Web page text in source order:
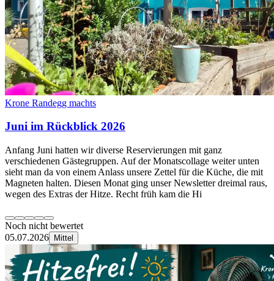
Krone Randegg machts
Juni im Rückblick 2026
Anfang Juni hatten wir diverse Reservierungen mit ganz
verschiedenen Gästegruppen. Auf der Monatscollage weiter unten
sieht man da von einem Anlass unsere Zettel für die Küche, die mit
Magneten halten. Diesen Monat ging unser Newsletter dreimal raus,
wegen des Extras der Hitze. Recht früh kam die Hi
Noch nicht bewertet
05.07.2026
Mittel